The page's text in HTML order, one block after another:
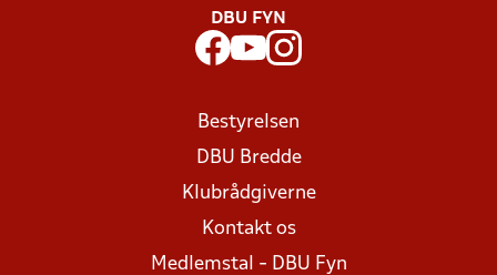
DBU FYN
Bestyrelsen
DBU Bredde
Klubrådgiverne
Kontakt os
Medlemstal - DBU Fyn